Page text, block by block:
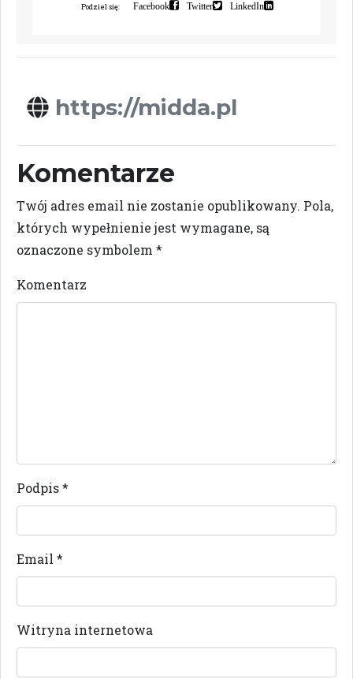
Podziel się: Facebook Twitter LinkedIn
https://midda.pl
Komentarze
Twój adres email nie zostanie opublikowany. Pola,
których wypełnienie jest wymagane, są
oznaczone symbolem *
Komentarz
Podpis*
Email *
Witryna internetowa